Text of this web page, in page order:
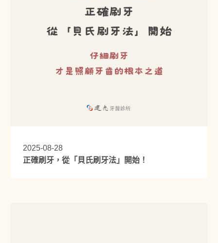
2025-08-28
正確刷牙，從「貝氏刷牙法」開始！